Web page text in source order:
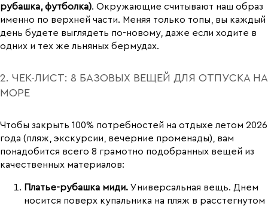
рубашка, футболка). Окружающие считывают наш образ
именно по верхней части. Меняя только топы, вы каждый
день будете выглядеть по-новому, даже если ходите в
одних и тех же льняных бермудах.
2. ЧЕК-ЛИСТ: 8 БАЗОВЫХ ВЕЩЕЙ ДЛЯ ОТПУСКА НА
МОРЕ
Чтобы закрыть 100% потребностей на отдыхе летом 2026
года (пляж, экскурсии, вечерние променады), вам
понадобится всего 8 грамотно подобранных вещей из
качественных материалов:
Платье-рубашка миди. Универсальная вещь. Днем
носится поверх купальника на пляж в расстегнутом